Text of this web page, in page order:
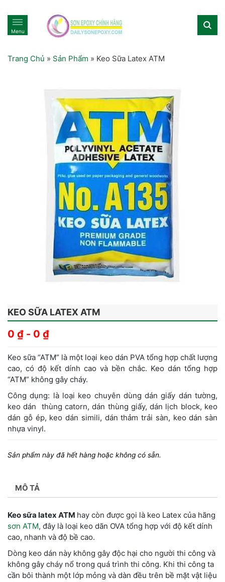
Menu
Trang Chủ » Sản Phẩm » Keo Sữa Latex ATM
KEO SỮA LATEX ATM
0 ₫ - 0 ₫
Keo sữa “ATM” là một loại keo dán PVA tổng hợp chất lượng
cao, có độ kết dính cao và bền chắc. Keo dán tổng hợp
“ATM” không gây cháy.
Công dụng: là loại keo chuyên dùng dán giấy dán tường,
keo dán thùng catorn, dán thùng giấy, dán lịch block, keo
dán gỗ ép, keo dán simili, dán thảm trải sàn, keo dán sàn
nhựa vinyl.
Sản phẩm này đã hết hàng hoặc không có sẵn.
MÔ TẢ
Keo sữa latex ATM hay còn được gọi là keo Latex của hãng
sơn ATM, đây là loại keo dãn OVA tổng hợp với độ kết dính
cao, nhanh và độ bề cao.
Dòng keo dán này không gây độc hại cho người thi công và
không gây cháy nổ trong quá trình thi công. Khi thi công ta
cần bôi thành một lớp mỏng và dàn đều trên bề mặt vật liệu